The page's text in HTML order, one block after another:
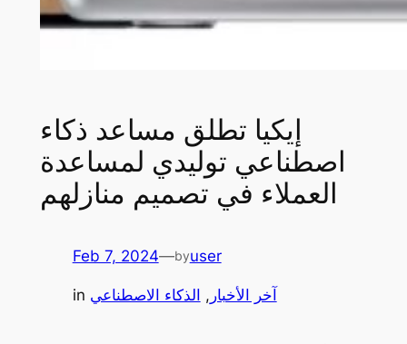
إيكيا تطلق مساعد ذكاء
اصطناعي توليدي لمساعدة
العملاء في تصميم منازلهم
Feb 7, 2024—byuser
in آخر الأخبار , الذكاء الاصطناعي